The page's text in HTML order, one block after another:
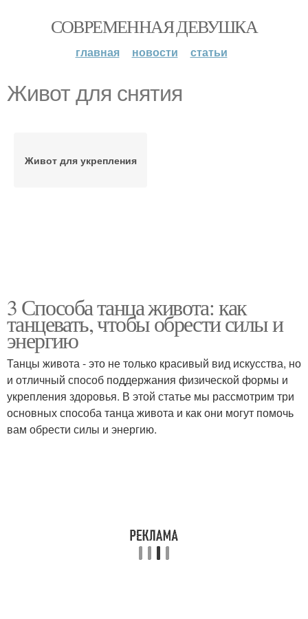
СОВРЕМЕННАЯ ДЕВУШКА
главная новости статьи
Живот для снятия
Живот для укрепления
3 Способа танца живота: как
танцевать, чтобы обрести силы и
энергию
Танцы живота - это не только красивый вид искусства, но
и отличный способ поддержания физической формы и
укрепления здоровья. В этой статье мы рассмотрим три
основных способа танца живота и как они могут помочь
вам обрести силы и энергию.